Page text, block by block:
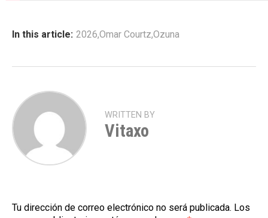
In this article: 2026,Omar Courtz,Ozuna
WRITTEN BY
Vitaxo
Tu dirección de correo electrónico no será publicada. Los